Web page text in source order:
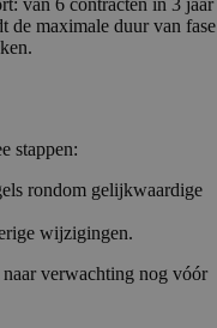
van 6 contracten in 3 jaar
de maximale duur van fase
stappen:
rondom gelijkwaardige
wijzigingen.
verwachting nog vóór